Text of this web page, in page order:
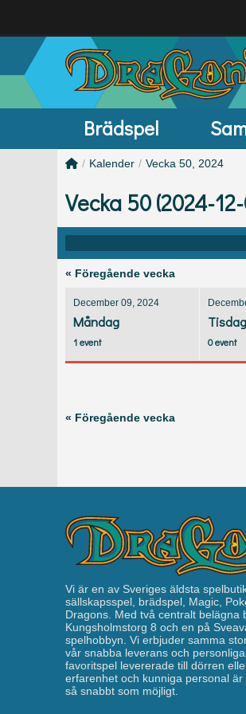
Brädspel
/ Kalender / Vecka 50, 2024
Vecka 50 (2024-
« Föregående vecka
December 09, 2024
Måndag
1 event
Tisdag
0 event
« Föregående vecka
Vi är en av Sveriges äldsta
sällskapsspel, brädspel, Magic,
Dragons. Med två centralt belägna
Kungsholmstorg 8 och en på
spelhobbyn. Vi erbjuder samma
vår snabba leverans och
favoritspel levererade till dörren
erfarenhet och kunniga personal
så snabbt som möjligt.